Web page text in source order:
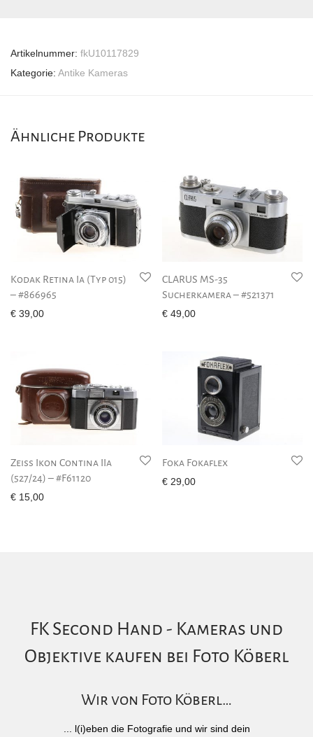
Artikelnummer: fkU10117829
Kategorie: Antike Kameras
Ähnliche Produkte
Kodak Retina Ia (Typ 015)
– #866965
€ 39,00
CLARUS MS-35
Sucherkamera – #521371
€ 49,00
Zeiss Ikon Contina IIa
(527/24) – #F61120
€ 15,00
Foka Fokaflex
€ 29,00
FK Second Hand - Kameras und
Objektive kaufen bei Foto Köberl
Wir von Foto Köberl…
... l(i)eben die Fotografie und wir sind dein